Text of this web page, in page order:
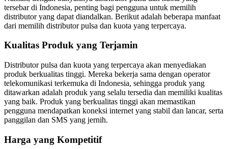
tersebar di Indonesia, penting bagi pengguna untuk memilih
distributor yang dapat diandalkan. Berikut adalah beberapa manfaat
dari memilih distributor pulsa dan kuota yang terpercaya.
Kualitas Produk yang Terjamin
Distributor pulsa dan kuota yang terpercaya akan menyediakan
produk berkualitas tinggi. Mereka bekerja sama dengan operator
telekomunikasi terkemuka di Indonesia, sehingga produk yang
ditawarkan adalah produk yang selalu tersedia dan memiliki kualitas
yang baik. Produk yang berkualitas tinggi akan memastikan
pengguna mendapatkan koneksi internet yang stabil dan lancar, serta
panggilan dan SMS yang jernih.
Harga yang Kompetitif